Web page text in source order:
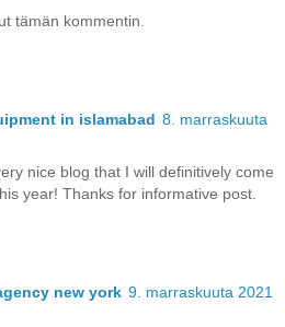
tämän kommentin.
in islamabad 8. marraskuuta
nice blog that I will definitively come
year! Thanks for informative post.
new york 9. marraskuuta 2021